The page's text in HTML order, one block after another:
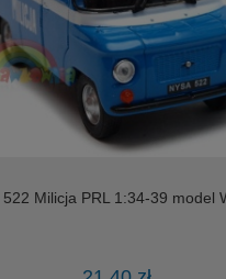
522 Milicja PRL 1:34-39 model